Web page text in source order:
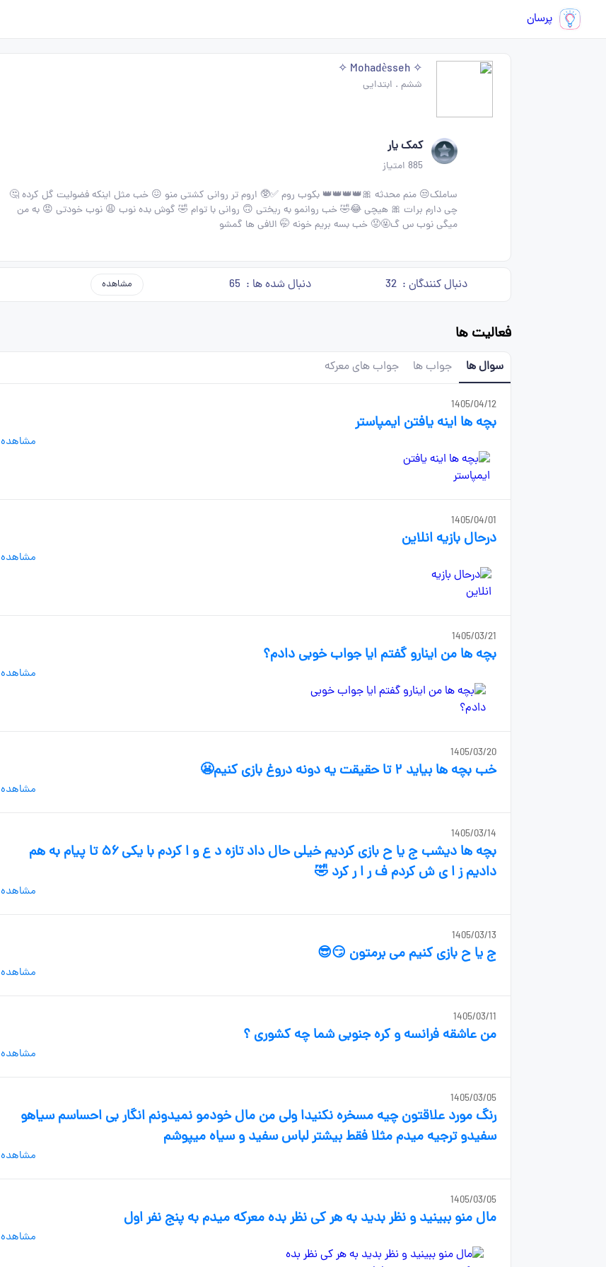
پرسان
✧ Mohadèsseh ✧
ششم . ابتدایی
کمک یار
885 امتیاز
ساملک😒 منم محدثه 🎀👑👑👑👑 بکوب روم ✅🥸 اروم تر روانی کشتی منو 😖 خب مثل اینکه فضولیت گل کرده 🤔
چی دارم برات 🎀 هیچی 😂🤣 خب روانمو به ریختی 🙃 روانی با توام 🤣 گوش بده نوب 😩 نوب خودتی 😡 به من
میگی نوب س گ🤬😡 خب بسه بریم خونه 🤭 الافی ها گمشو
دنبال کنندگان : 32 دنبال شده ها : 65 مشاهده
فعالیت ها
سوال ها جواب ها جواب های معرکه
1405/04/12
بچه ها اینه یافتن ایمپاستر
مشاهده
1405/04/01
درحال بازیه انلاین
مشاهده
1405/03/21
بچه ها من اینارو گفتم ایا جواب خوبی دادم؟
مشاهده
1405/03/20
خب بچه ها بیاید ۲ تا حقیقت یه دونه دروغ بازی کنیم😬
مشاهده
1405/03/14
بچه ها دیشب ج یا ح بازی کردیم خیلی حال داد تازه د ع و ا کردم با یکی ۵۶ تا پیام به هم
دادیم ز ا ی ش کردم ف ر ا ر کرد 🤣
مشاهده
1405/03/13
ج یا ح بازی کنیم می برمتون 😏😎
مشاهده
1405/03/11
من عاشقه فرانسه و کره جنوبی شما چه کشوری ؟
مشاهده
1405/03/05
رنگ مورد علاقتون چیه مسخره نکنیدا ولی من مال خودمو نمیدونم انگار بی احساسم سیاهو
سفیدو ترجیه میدم مثلا فقط بیشتر لباس سفید و سیاه میپوشم
مشاهده
1405/03/05
مال منو ببینید و نظر بدید به هر کی نظر بده معرکه میدم به پنج نفر اول
مشاهده